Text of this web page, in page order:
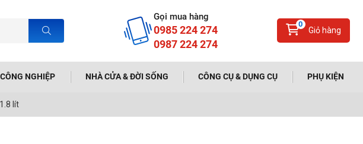
Gọi mua hàng
0985 224 274
0987 224 274
0
Giỏ hàng
NGHIỆP NHÀ CỬA & ĐỜI SỐNG CÔNG CỤ & DỤNG CỤ PHỤ KIỆN
lít